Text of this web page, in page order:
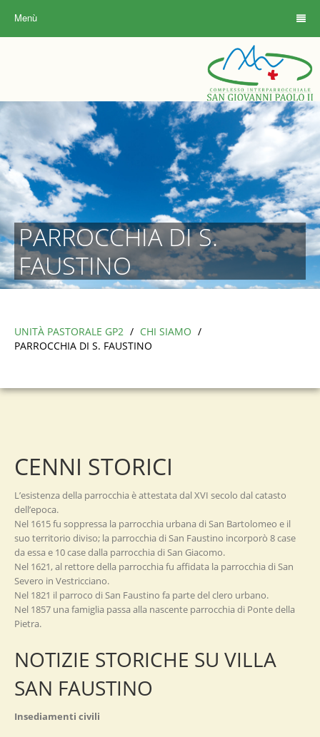
Menù
PARROCCHIA DI S.
FAUSTINO
UNITÀ PASTORALE GP2 / CHI SIAMO /
PARROCCHIA DI S. FAUSTINO
CENNI STORICI
L’esistenza della parrocchia è attestata dal XVI secolo dal catasto
dell’epoca.
Nel 1615 fu soppressa la parrocchia urbana di San Bartolomeo e il
suo territorio diviso; la parrocchia di San Faustino incorporò 8 case
da essa e 10 case dalla parrocchia di San Giacomo.
Nel 1621, al rettore della parrocchia fu affidata la parrocchia di San
Severo in Vestricciano.
Nel 1821 il parroco di San Faustino fa parte del clero urbano.
Nel 1857 una famiglia passa alla nascente parrocchia di Ponte della
Pietra.
NOTIZIE STORICHE SU VILLA
SAN FAUSTINO
Insediamenti civili